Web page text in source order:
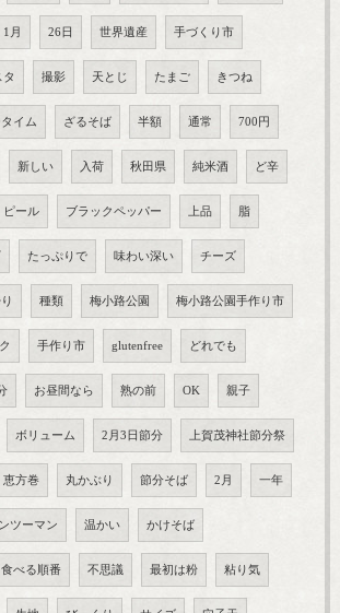
1月 26日 世界遺産 手づくり市
タ 撮影 天とじ たまご きつね
イム ざるそば 半額 通常 700円
新しい 入荷 秋田県 純米酒 ど辛
ピール ブラックペッパー 上品 脂
たっぷりで 味わい深い チーズ
種類 梅小路公園 梅小路公園手作り市
手作り市 glutenfree どれでも
お昼間なら 熟の前 OK 親子
ボリューム 2月3日節分 上賀茂神社節分祭
恵方巻 丸かぶり 節分そば 2月 一年
ツーマン 温かい かけそば
食べる順番 不思議 最初は粉 粘り気